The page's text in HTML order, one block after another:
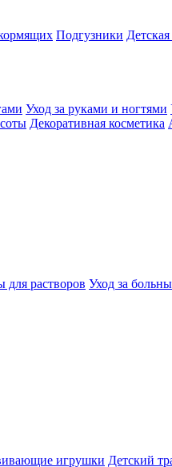
Подгузники
Уход за руками и ногтями
Декоративная косметика
растворов Уход за
игрушки Детский